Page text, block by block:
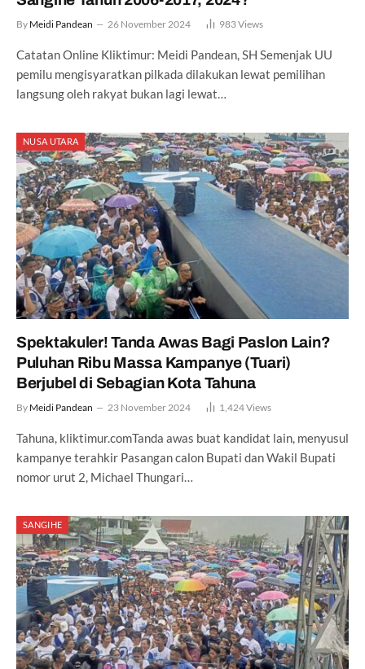
By Meidi Pandean 26 November 2024 983Views
Catatan Online Kliktimur: Meidi Pandean, SH Semenjak UU
pemilu mengisyaratkan pilkada dilakukan lewat pemilihan
langsung oleh rakyat bukan lagi lewat…
NUSA UTARA
Spektakuler! Tanda Awas Bagi Paslon Lain?
Puluhan Ribu Massa Kampanye (Tuari)
Berjubel di Sebagian Kota Tahuna
By Meidi Pandean 23 November 2024 1,424Views
Tahuna, kliktimur.comTanda awas buat kandidat lain, menyusul
kampanye terahkir Pasangan calon Bupati dan Wakil Bupati
nomor urut 2, Michael Thungari…
SANGIHE